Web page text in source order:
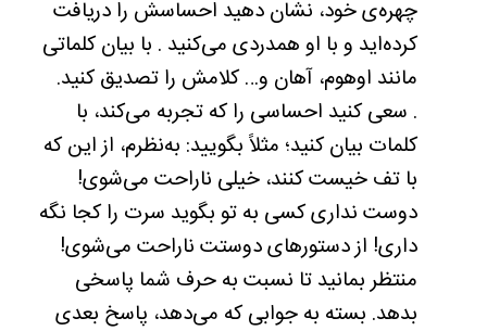
چهره‌ی خود، نشان دهید احساسش را دریافت
کرده‌اید و با او همدردی می‌کنید‌‌ . با بیان کلماتی
مانند اوهوم، آهان و… کلامش را تصدیق کنید.
. سعی کنید احساسی را که تجربه می‌کند، با
کلمات بیان کنید؛ مثلاً بگویید: به‌نظرم، از این که
با تف خیست کنند، خیلی ناراحت می‌شوی!
دوست نداری کسی به تو بگوید سرت را کجا نگه
داری! از دستورهای دوستت ناراحت می‌شوی!
منتظر بمانید تا نسبت به حرف شما پاسخی
بدهد. بسته به جوابی که می‌دهد، پاسخ بعدی